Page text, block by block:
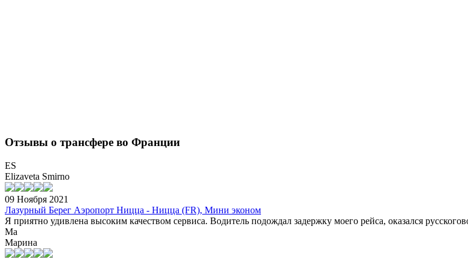
Отзывы о трансфере во Франции
ES
Elizaveta Smirno
09 Ноября 2021
Лазурный Берег Аэропорт Ницца - Ницца (FR), Мини эконом
Я приятно удивлена высоким качеством сервиса. Водитель подождал задержку моего рейса, оказался
Ма
Марина